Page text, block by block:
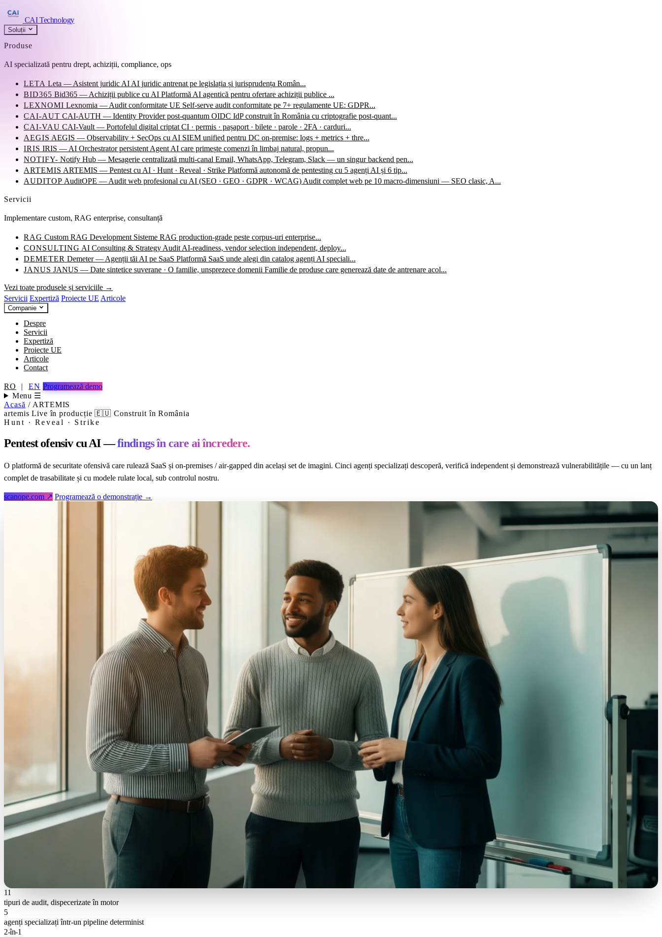
CAI Technology
Soluții
Produse
AI specializată pentru drept, achiziții, compliance, ops
LETA Leta — Asistent juridic AI AI juridic antrenat pe legislația și jurisprudența Român...
BID365 Bid365 — Achiziții publice cu AI Platformă AI agentică pentru ofertare achiziții publice ...
LEXNOMI Lexnomia — Audit conformitate UE Self-serve audit conformitate pe 7+ regulamente UE: GDPR...
CAI-AUT CAI-AUTH — Identity Provider post-quantum OIDC IdP construit în România cu criptografie post-quant...
CAI-VAU CAI-Vault — Portofelul digital criptat CI · permis · pașaport · bilete · parole · 2FA · carduri...
AEGIS AEGIS — Observability + SecOps cu AI SIEM unified pentru DC on-premise: logs + metrics + thre...
IRIS IRIS — AI Orchestrator persistent Agent AI care primește comenzi în limbaj natural, propun...
NOTIFY- Notify Hub — Mesagerie centralizată multi-canal Email, WhatsApp, Telegram, Slack — un singur backend pen...
ARTEMIS ARTEMIS — Pentest cu AI · Hunt · Reveal · Strike Platformă autonomă de pentesting cu 5 agenți AI și 6 tip...
AUDITOP AuditOPE — Audit web profesional cu AI (SEO · GEO · GDPR · WCAG) Audit complet web pe 10 macro-dimensiuni — SEO clasic, A...
Servicii
Implementare custom, RAG enterprise, consultanță
RAG Custom RAG Development Sisteme RAG production-grade peste corpus-uri enterprise...
CONSULTING AI Consulting & Strategy Audit AI-readiness, vendor selection independent, deploy...
DEMETER Demeter — Agenții tăi AI pe SaaS Platformă SaaS unde alegi din catalog agenți AI speciali...
JANUS JANUS — Date sintetice suverane · O familie, unsprezece domenii Familie de produse care generează date de antrenare acol...
Vezi toate produsele și serviciile →
Servicii Expertiză Proiecte UE Articole
Companie
Despre
Servicii
Expertiză
Proiecte UE
Articole
Contact
RO | EN Programează demo
Menu ☰
Acasă / ARTEMIS
artemis Live în producție 🇪🇺 Construit în România
Hunt · Reveal · Strike
Pentest ofensiv cu AI —findings în care ai încredere.
O platformă de securitate ofensivă care rulează SaaS și on-premises / air-gapped din același set de imagini. Cinci agenți specializați descoperă, verifică independent și demonstrează vulnerabilitățile — cu un lanț
complet de trasabilitate și cu modele rulate local, sub controlul nostru.
scanope.com ↗ Programează o demonstrație →
11
tipuri de audit, dispecerizate în motor
5
agenți specializați într-un pipeline determinist
2-în-1